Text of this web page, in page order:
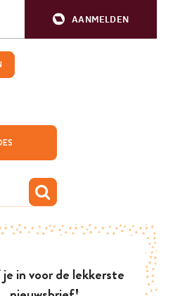
AANMELDEN
in voor de lekkerste